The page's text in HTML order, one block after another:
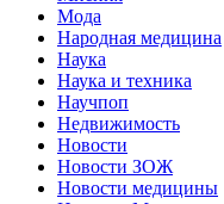
Мода
Народная медицина
Наука
Наука и техника
Научпоп
Недвижимость
Новости
Новости ЗОЖ
Новости медицины